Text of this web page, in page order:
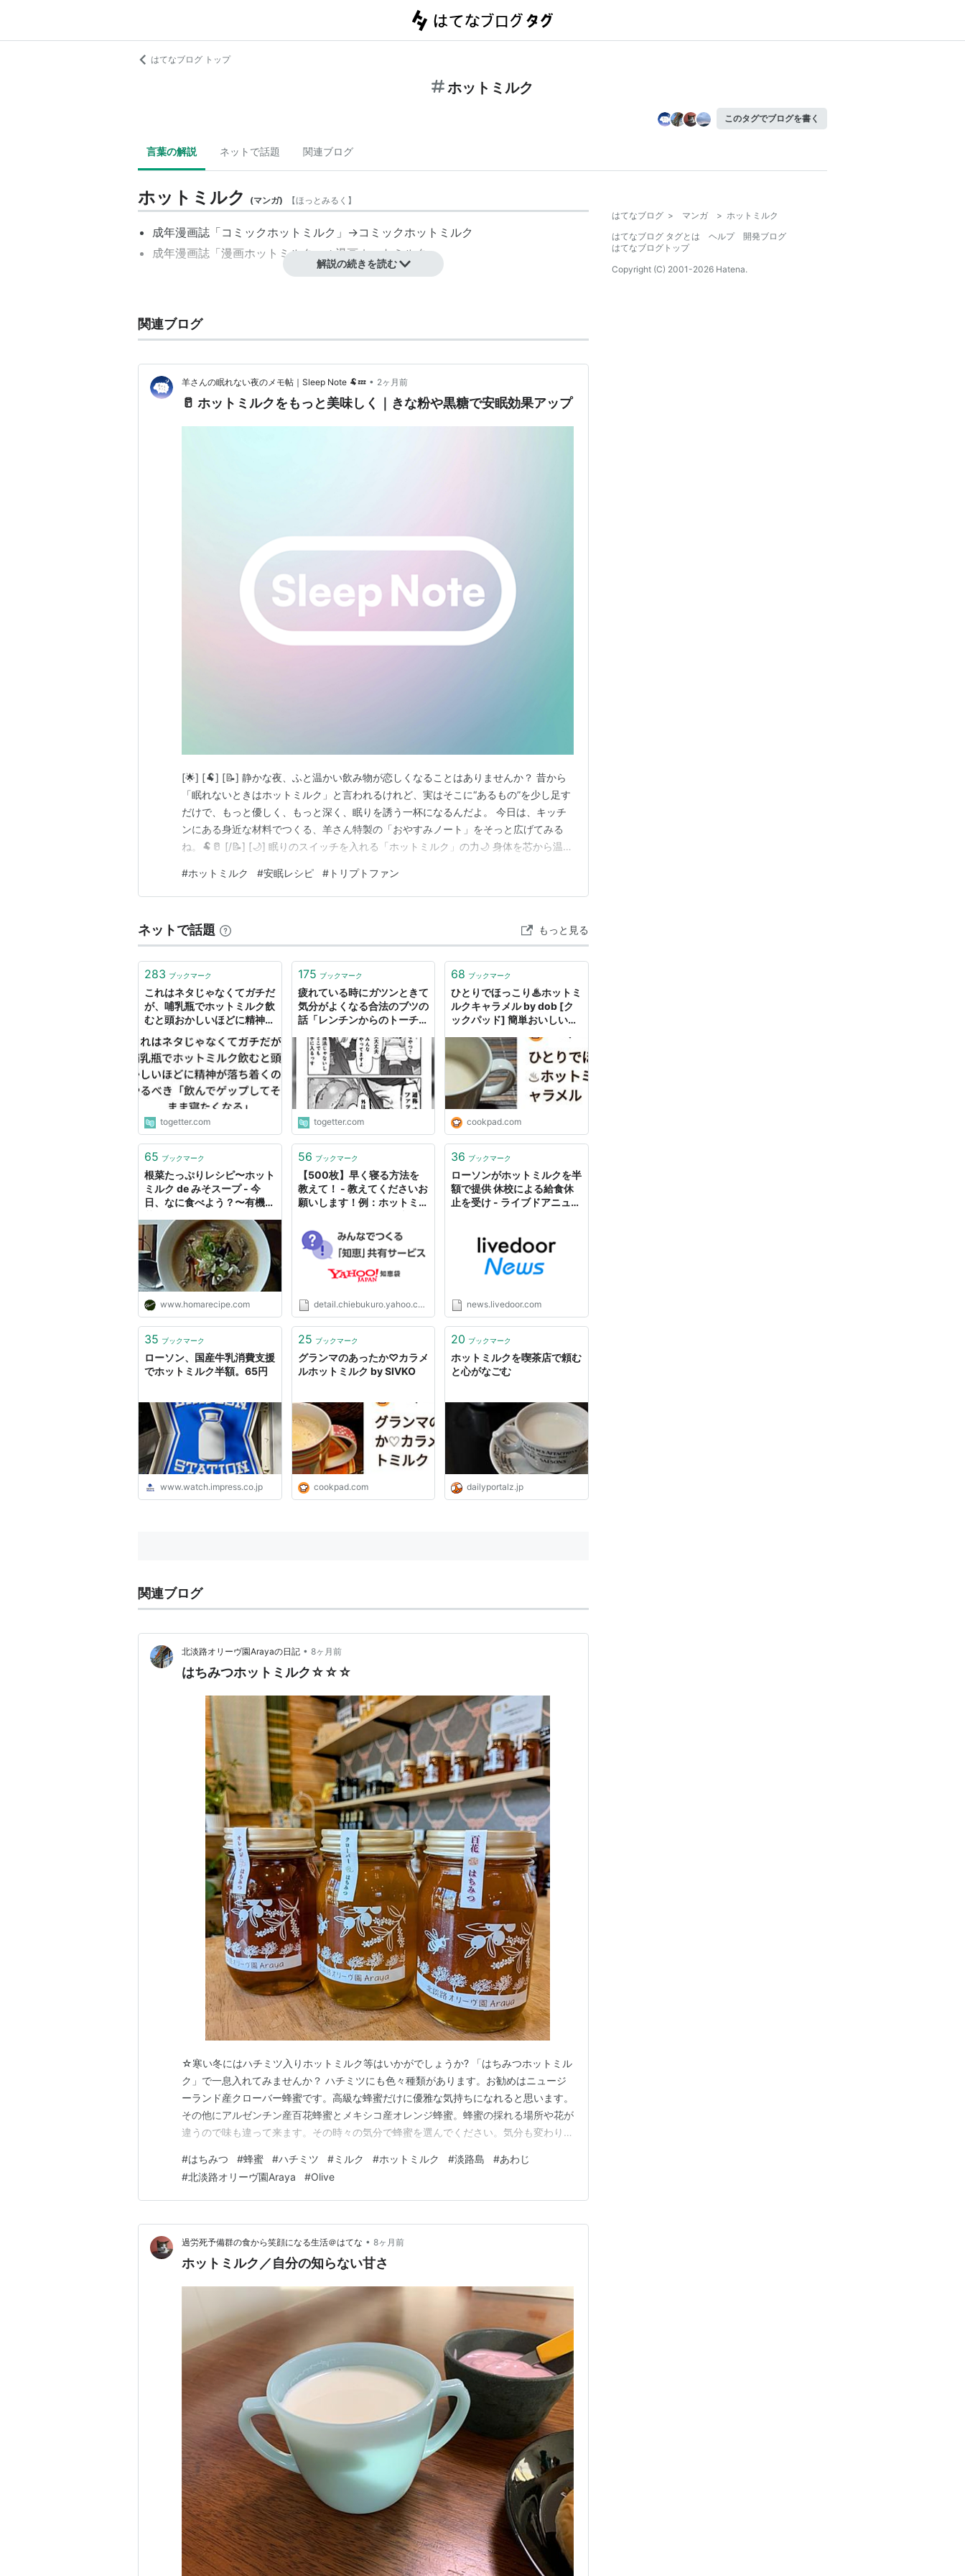
はてなブログ トップ
ホットミルク
このタグでブログを書く
言葉の解説 ネットで話題 関連ブログ
ホットミルク (マンガ) 【ほっとみるく 】
成年漫画誌「コミックホットミルク 」→コミックホットミルク
成年漫画誌「漫画ホットミルク」→漫画ホットミルク
解説の続きを読む
関連ブログ
羊さんの眠れない夜のメモ帖｜Sleep Note 🐏💤 • 2ヶ月前
🥛 ホットミルクをもっと美味しく｜きな粉や黒糖で安眠効果アップ
[🌟] [🐏] [📝] 静かな夜、ふと温かい飲み物が恋しくなることはありませんか？ 昔から
「眠れないときはホットミルク」と言われるけれど、実はそこに“あるもの”を少し足す
だけで、もっと優しく、もっと深く、眠りを誘う一杯になるんだよ。 今日は、キッチ
ンにある身近な材料でつくる、羊さん特製の「おやすみノート」をそっと広げてみる
ね。🐏🥛 [/📝] [🌙] 眠りのスイッチを入れる「ホットミルク」の力🌙 身体を芯から温め
眠りの素を作る最強のパートナー ほんの少しの甘みが、眠りの成分を脳へと運びます
心までほどける「安眠ホット…
#ホットミルク #安眠レシピ # トリプトファン
ネットで話題 もっと見る
283 ブックマーク
これはネタじゃなくてガチだ
が、哺乳瓶でホットミルク飲
むと頭おかしいほどに精神が
でゲップしてそのまま寝たく
なる」 - Togetter
togetter.com
175 ブックマーク
疲れている時にガツンときて
気分がよくなる合法のブツの
話「レンチンからのトーチン
クで溶かすように味わうのも
いいんだぜ」
togetter.com
68 ブックマーク
ひとりでほっこり♨ホットミ
ルクキャラメル by dob [ク
ックパッド] 簡単おいしいみ
cookpad.com
65 ブックマーク
根菜たっぷりレシピ〜ホット
ミルク de みそスープ - 今
日、なに食べよう？〜有機野
www.homarecipe.com
56 ブックマーク
【500枚】早く寝る方法を
教えて！ - 教えてくださいお
願いします！例：ホットミル
くなる成分が入ってる・・・
こん... - Yahoo!知恵袋
detail.chiebukuro.yahoo.co.jp
36 ブックマーク
ローソンがホットミルクを半
額で提供 休校による給食休
止を受け - ライブドアニュー
news.livedoor.com
35 ブックマーク
ローソン、国産牛乳消費支援
でホットミルク半額。65円
www.watch.impress.co.jp
25 ブックマーク
グランマのあったか♡カラメ
ルホットミルク by SIVKO
cookpad.com
20 ブックマーク
ホットミルクを喫茶店で頼む
と心がなごむ
dailyportalz.jp
関連ブログ
北淡路オリーヴ園Arayaの日記 • 8ヶ月前
はちみつホットミルク☆☆☆
☆寒い冬にはハチミツ入りホットミルク等はいかがでしょうか? 「はちみつホットミル
ク」で一息入れてみませんか？ ハチミツにも色々種類があります。お勧めはニュージ
ーランド産クローバー蜂蜜です。高級な蜂蜜だけに優雅な気持ちになれると思います。
その他にアルゼンチン産百花蜂蜜とメキシコ産オレンジ蜂蜜。蜂蜜の採れる場所や花が
違うので味も違って来ます。その時々の気分で蜂蜜を選んでください。気分も変わりま
#はちみつ #蜂蜜 #ハチミツ #ミルク #ホットミルク #淡路島 #あわじ
#北淡路オリーヴ園Araya #Olive
過労死予備群の食から笑顔になる生活＠はてな • 8ヶ月前
ホットミルク／自分の知らない甘さ
はてなブログ > マンガ > ホットミルク
はてなブログ タグとは
ヘルプ
開発ブログ
はてなブログトップ
Copyright (C) 2001-2026 Hatena.